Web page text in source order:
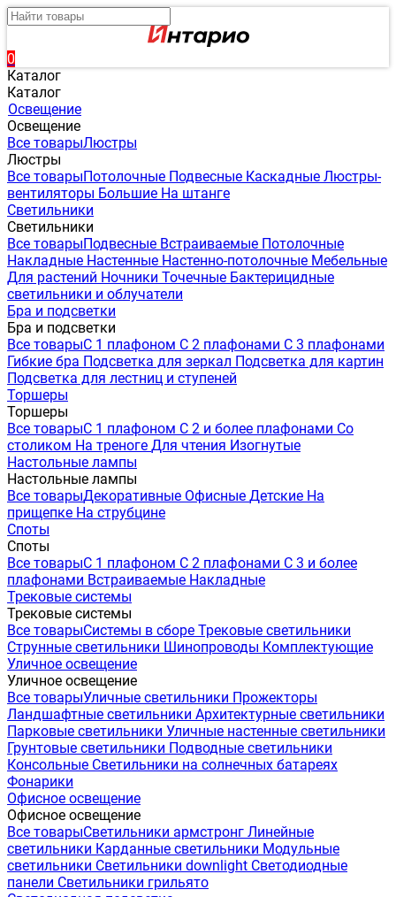
0
Каталог
Каталог
Освещение
Освещение
Все товарыЛюстры
Люстры
Все товарыПотолочные Подвесные Каскадные Люстры-
вентиляторы Большие На штанге
Светильники
Светильники
Все товарыПодвесные Встраиваемые Потолочные
Накладные Настенные Настенно-потолочные Мебельные
Для растений Ночники Точечные Бактерицидные
светильники и облучатели
Бра и подсветки
Бра и подсветки
Все товарыС 1 плафоном С 2 плафонами С 3 плафонами
Гибкие бра Подсветка для зеркал Подсветка для картин
Подсветка для лестниц и ступеней
Торшеры
Торшеры
Все товарыС 1 плафоном С 2 и более плафонами Со
столиком На треноге Для чтения Изогнутые
Настольные лампы
Настольные лампы
Все товарыДекоративные Офисные Детские На
прищепке На струбцине
Споты
Споты
Все товарыС 1 плафоном С 2 плафонами С 3 и более
плафонами Встраиваемые Накладные
Трековые системы
Трековые системы
Все товарыСистемы в сборе Трековые светильники
Струнные светильники Шинопроводы Комплектующие
Уличное освещение
Уличное освещение
Все товарыУличные светильники Прожекторы
Ландшафтные светильники Архитектурные светильники
Парковые светильники Уличные настенные светильники
Грунтовые светильники Подводные светильники
Консольные Светильники на солнечных батареях
Фонарики
Офисное освещение
Офисное освещение
Все товарыСветильники армстронг Линейные
светильники Карданные светильники Модульные
светильники Светильники downlight Светодиодные
панели Светильники грильято